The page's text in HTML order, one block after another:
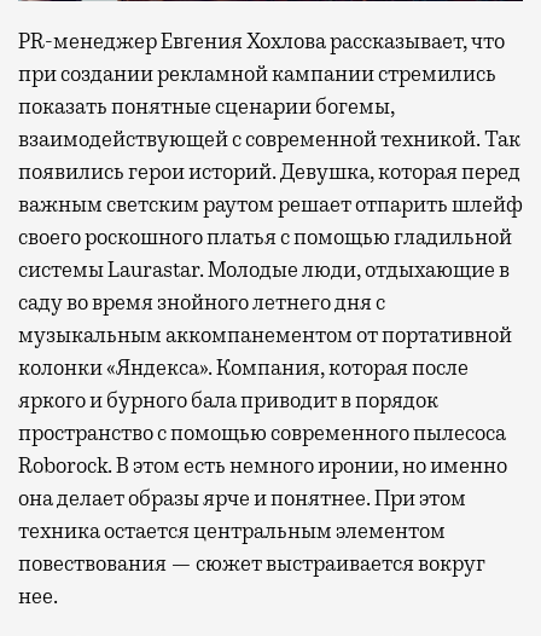
PR-менеджер Евгения Хохлова рассказывает, что
при создании рекламной кампании стремились
показать понятные сценарии богемы,
взаимодействующей с современной техникой. Так
появились герои историй. Девушка, которая перед
важным светским раутом решает отпарить шлейф
своего роскошного платья с помощью гладильной
системы Laurastar. Молодые люди, отдыхающие в
саду во время знойного летнего дня с
музыкальным аккомпанементом от портативной
колонки «Яндекса». Компания, которая после
яркого и бурного бала приводит в порядок
пространство с помощью современного пылесоса
Roborock. В этом есть немного иронии, но именно
она делает образы ярче и понятнее. При этом
техника остается центральным элементом
повествования — сюжет выстраивается вокруг
нее.